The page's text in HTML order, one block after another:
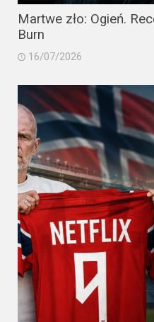
Martwe zło: Ogień.
Burn
16/07/2026